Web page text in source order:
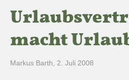
macht
Markus Barth 2. Juli 2008